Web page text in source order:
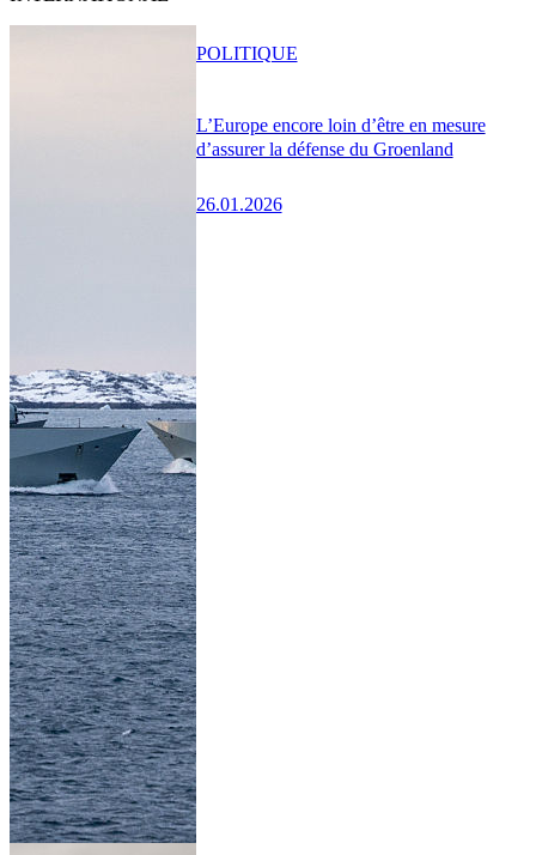
L’Europe encore loin d’être en mesure
d’assurer la défense du Groenland
26.01.2026
POLITIQUE